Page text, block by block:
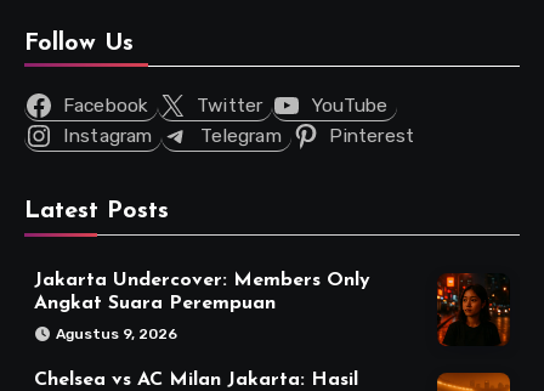
Follow Us
Facebook Twitter
YouTube
Instagram
Telegram Pinterest
Latest Posts
Jakarta Undercover: Members Only
Angkat Suara Perempuan
Agustus 9, 2026
Chelsea vs AC Milan Jakarta: Hasil